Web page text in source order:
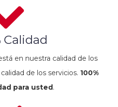
Calidad
en nuestra calidad de los
de los servicios. 100%
para usted.